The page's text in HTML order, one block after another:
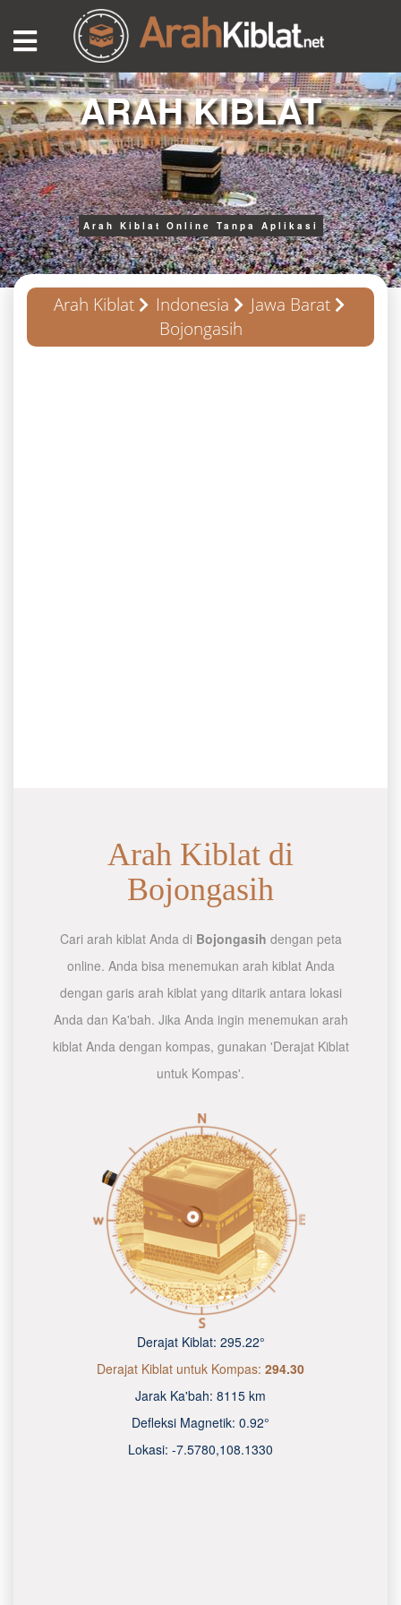
ARAH KIBLAT
Arah Kiblat Online Tanpa Aplikasi
Arah Kiblat Indonesia
Jawa Barat
Bojongasih
Arah Kiblat di
Bojongasih
Cari arah kiblat Anda di Bojongasih dengan peta
online. Anda bisa menemukan arah kiblat Anda
dengan garis arah kiblat yang ditarik antara lokasi
Anda dan Ka'bah. Jika Anda ingin menemukan arah
kiblat Anda dengan kompas, gunakan 'Derajat Kiblat
untuk Kompas'.
Derajat Kiblat: 295.22°
Derajat Kiblat untuk Kompas: 294.30
Jarak Ka'bah: 8115 km
Defleksi Magnetik: 0.92°
Lokasi: -7.5780,108.1330